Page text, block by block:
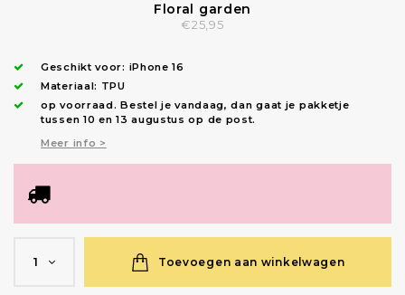
Floral garden
€25,95
Geschikt voor: iPhone 16
Materiaal: TPU
op voorraad.Bestel je vandaag, dan gaat je pakketje
tussen 10 en 13 augustus op de post.
Meer info >
1 Toevoegen aan winkelwagen